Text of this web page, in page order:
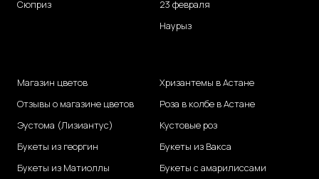
Сюприз
23 февраля
Наурыз
Магазин цветов
Отзывы о магазине цветов
Эустома (Лизиантус)
Букеты из георгин
Букеты из Матиоллы
Хризантемы в Астане
Роза в колбе в Астане
Кустовые роз
Букеты из Вакса
Букеты с амарилиссами